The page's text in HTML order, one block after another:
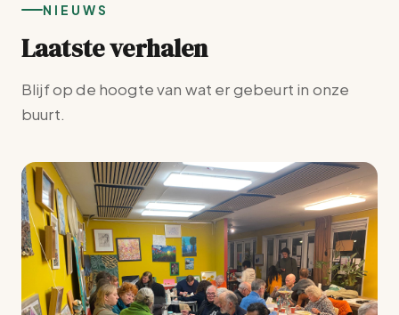
NIEUWS
Laatste verhalen
Blijf op de hoogte van wat er gebeurt in onze
buurt.